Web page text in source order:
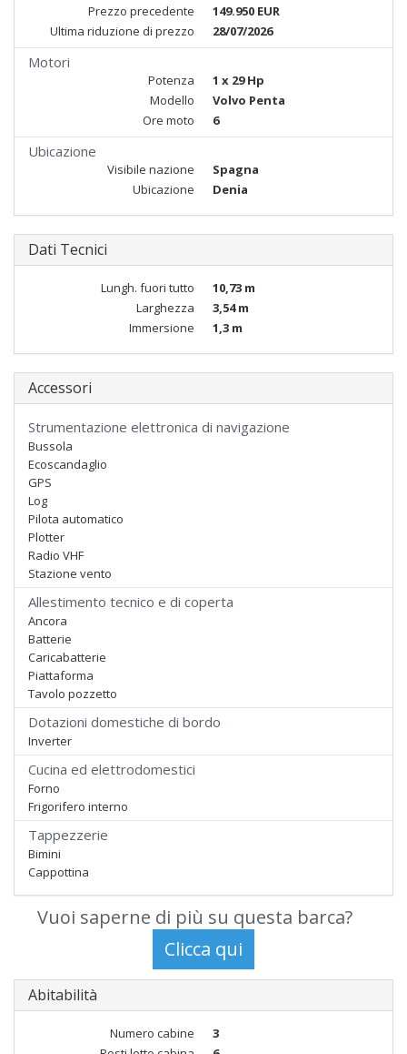
Prezzo precedente
149.950 EUR
Ultima riduzione di prezzo
28/07/2026
Motori
Potenza
1 x 29 Hp
Modello
Volvo Penta
Ore moto
6
Ubicazione
Visibile nazione
Spagna
Ubicazione
Denia
Dati Tecnici
Lungh. fuori tutto
10,73 m
Larghezza
3,54 m
Immersione
1,3 m
Accessori
Strumentazione elettronica di navigazione
Bussola
Ecoscandaglio
GPS
Log
Pilota automatico
Plotter
Radio VHF
Stazione vento
Allestimento tecnico e di coperta
Ancora
Batterie
Caricabatterie
Piattaforma
Tavolo pozzetto
Dotazioni domestiche di bordo
Inverter
Cucina ed elettrodomestici
Forno
Frigorifero interno
Tappezzerie
Bimini
Cappottina
Vuoi saperne di più su questa barca?
Abitabilità
Numero cabine
3